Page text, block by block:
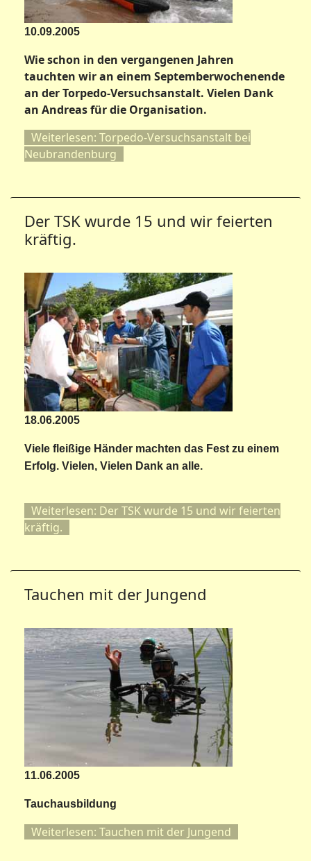
10.09.2005
Wie schon in den vergangenen Jahren
tauchten wir an einem Septemberwochenende
an der Torpedo-Versuchsanstalt. Vielen Dank
an Andreas für die Organisation.
Weiterlesen: Torpedo-Versuchsanstalt bei
Neubrandenburg
Der TSK wurde 15 und wir feierten
kräftig.
18.06.2005
Viele fleißige Händer machten das Fest zu einem
Erfolg. Vielen, Vielen Dank an alle.
Weiterlesen: Der TSK wurde 15 und wir feierten
kräftig.
Tauchen mit der Jungend
11.06.2005
Tauchausbildung
Weiterlesen: Tauchen mit der Jungend